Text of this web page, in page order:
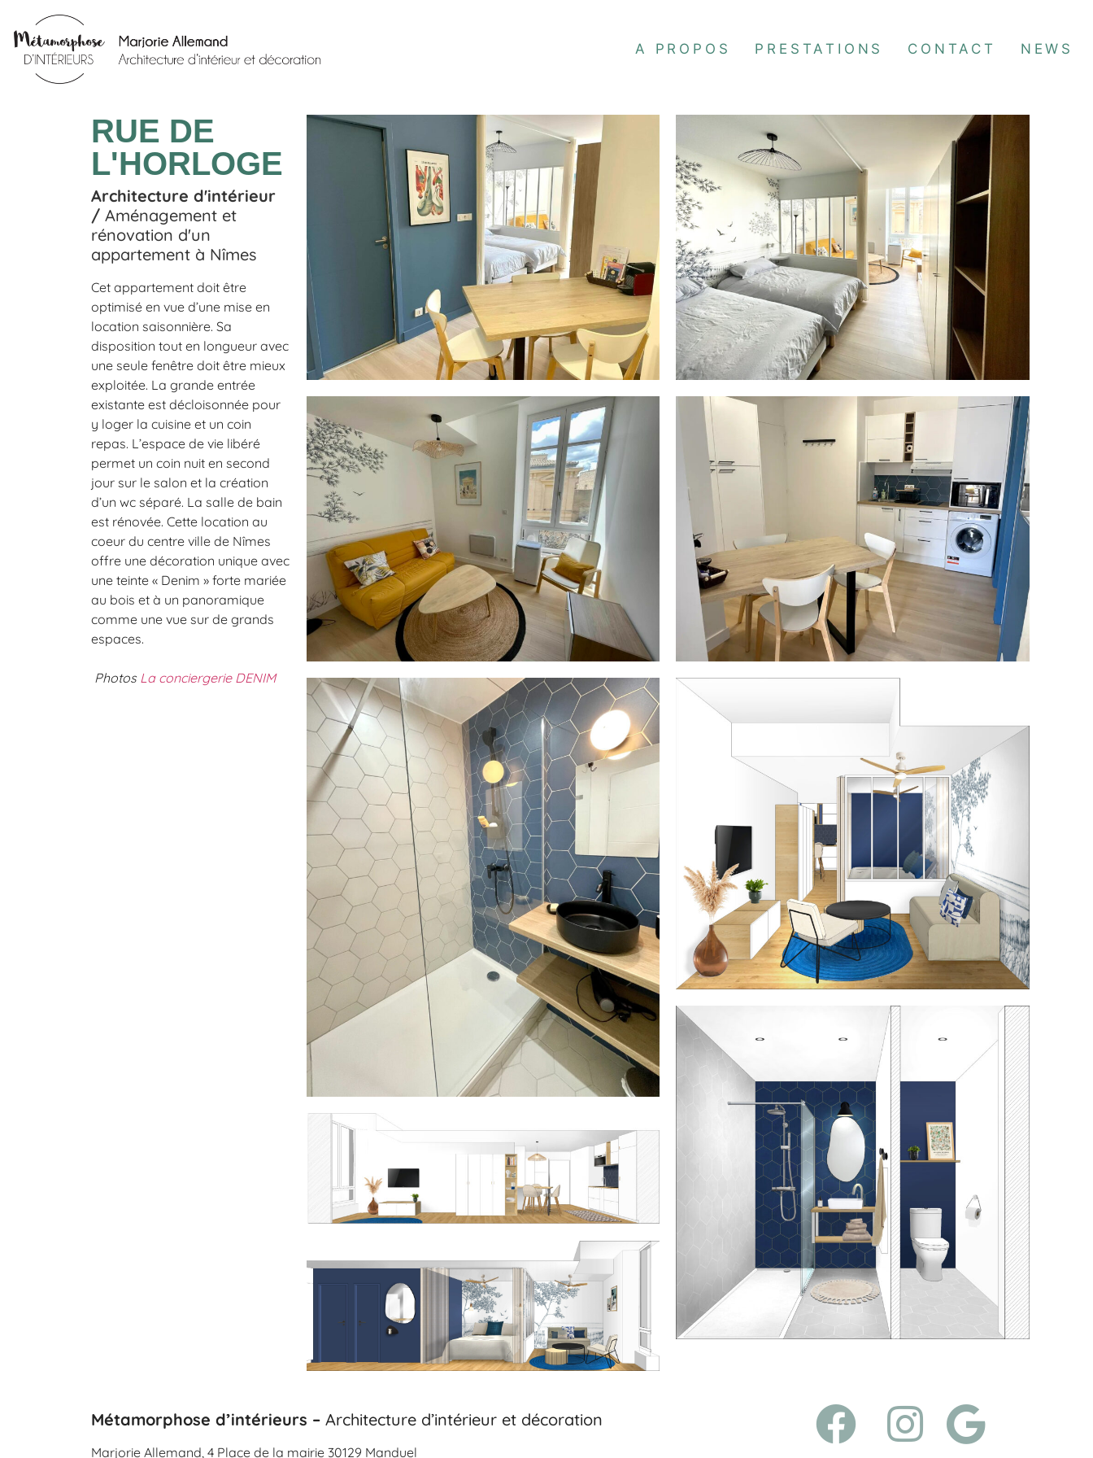
A PROPOS PRESTATIONS CONTACT NEWS
RUE DE
L'HORLOGE
Architecture d'intérieur
/ Aménagement et
rénovation d'un
appartement à Nîmes
Cet appartement doit être
optimisé en vue d’une mise en
location saisonnière. Sa
disposition tout en longueur avec
une seule fenêtre doit être mieux
exploitée. La grande entrée
existante est décloisonnée pour
y loger la cuisine et un coin
repas. L’espace de vie libéré
permet un coin nuit en second
jour sur le salon et la création
d’un wc séparé. La salle de bain
est rénovée. Cette location au
coeur du centre ville de Nîmes
offre une décoration unique avec
une teinte « Denim » forte mariée
au bois et à un panoramique
comme une vue sur de grands
espaces.
Photos La conciergerie DENIM
Métamorphose d’intérieurs – Architecture d’intérieur et décoration
Marjorie Allemand, 4 Place de la mairie 30129 Manduel